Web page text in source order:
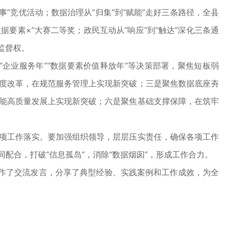
竞优活动；数据治理从“归集”到“赋能”走好三条路径，全县
素×”大赛二等奖；政民互动从“响应”到“触达”深化三条通
权。
服务年”“数据要素价值释放年”等决策部署，聚焦短板弱
革，在规范服务管理上实现新突破；三是聚焦数据底座夯
质量发展上实现新突破；六是聚焦基础支撑保障，在筑牢
作落实。要加强组织领导，层层压实责任，确保各项工作
，打破“信息孤岛”，消除“数据烟囱”，形成工作合力。
交流发言，分享了典型经验、实践案例和工作成效，为全